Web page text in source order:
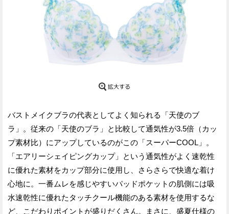
バストメイクブラの代表としてよく知られる「天使のブ
ラ」。従来の「天使のブラ」と比較して通気性が3.5倍（カッ
プ素材比）にアップしているのがこの「スーパーCOOL」。
「エアリーシェイピングカップ」という通気性がよく速乾性
に優れた素材をカップ部分に使用し、さらさらで快適な着け
心地に。一番ムレを感じやすいパッドポケットの肌側には吸
水速乾性に優れたタッチクール機能のある素材を使用するな
ど、こだわりポイントが盛りだくさん。まさに、盛夏仕様の